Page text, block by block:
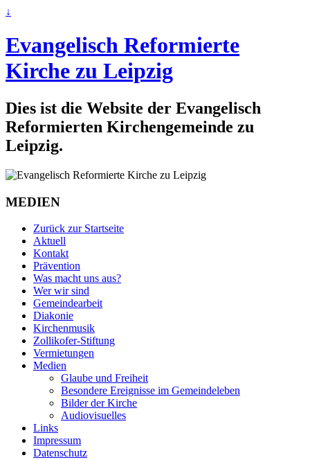
↓
Evangelisch Reformierte
Kirche zu Leipzig
Dies ist die Website der Evangelisch
Reformierten Kirchengemeinde zu
Leipzig.
MEDIEN
Zurück zur Startseite
Aktuell
Kontakt
Prävention
Was macht uns aus?
Wer wir sind
Gemeindearbeit
Diakonie
Kirchenmusik
Zollikofer-Stiftung
Vermietungen
Medien
Glaube und Freiheit
Besondere Ereignisse im Gemeindeleben
Bilder der Kirche
Audiovisuelles
Links
Impressum
Datenschutz